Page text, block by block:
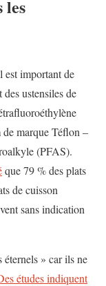
les
est important de
ustensiles de
marque Téflon –
(PFAS).
que 79 % des plats
de cuisson
sans indication
» car ils ne
études indiquent